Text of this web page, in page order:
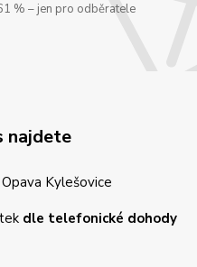
% – jen pro odběratele
najdete
Kylešovice
dle telefonické dohody